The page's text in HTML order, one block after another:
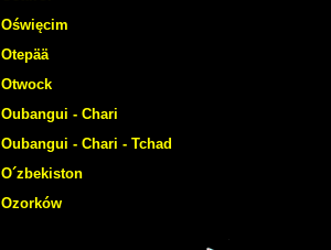
Oświęcim
Otepää
Otwock
Oubangui - Chari
Oubangui - Chari - Tchad
O´zbekiston
Ozorków